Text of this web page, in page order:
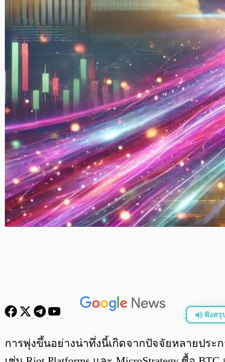
ฟังสรุ
พร้อมเล่น
การพุ่งขึ้นอย่างน่าทึ่งนี้เกิดจากปัจจัยหลายปร